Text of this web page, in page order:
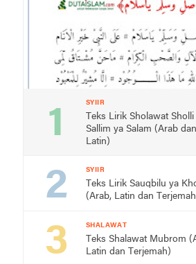
SYIIR
Teks Lirik Sholawat
Sallim ya Salam (Arab dan
Latin)
SYIIR
Teks Lirik Sauqbilu ya
(Arab, Latin dan
SHALAWAT
Teks Shalawat Mubrom
Latin dan Terjemah)